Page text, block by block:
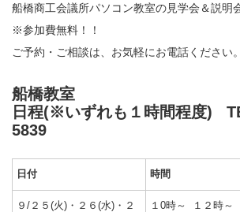
船橋商工会議所パソコン教室の見学会＆説明
※参加費無料！！
ご予約・ご相談は、お気軽にお電話ください。
船橋教室
日程(※いずれも１時間程度)
5839
日付 時間
９/２５(火)・２６(水)・２
１0時～ １２時